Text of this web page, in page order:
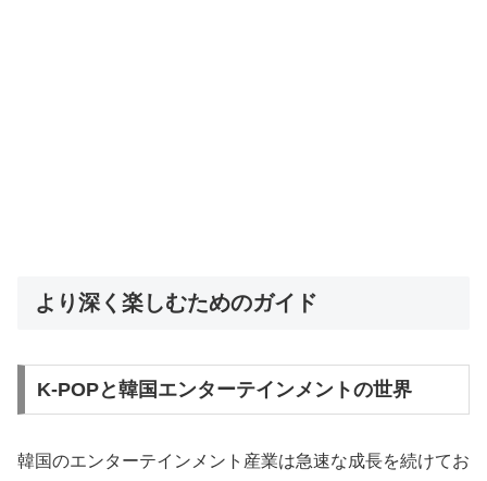
より深く楽しむためのガイド
K-POPと韓国エンターテインメントの世界
韓国のエンターテインメント産業は急速な成長を続けてお